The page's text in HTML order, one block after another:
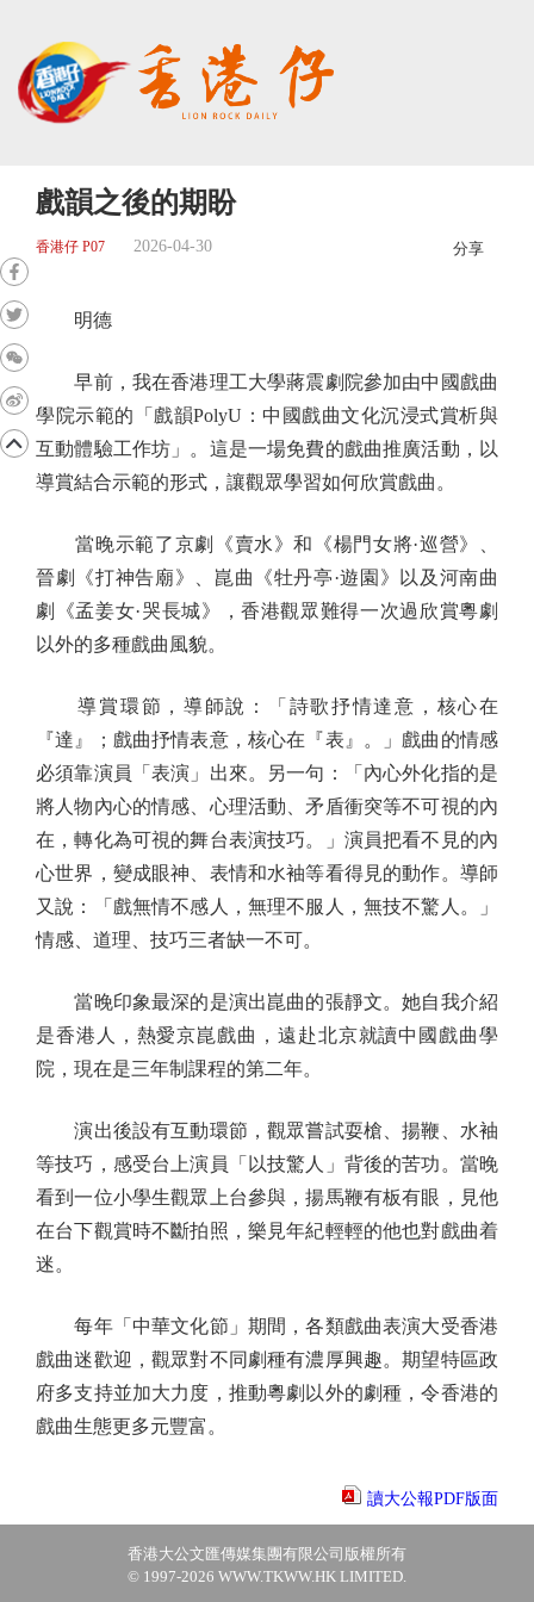
戲韻之後的期盼
香港仔 P07 2026-04-30 分享
明德
早前，我在香港理工大學蔣震劇院參加由中國戲曲
學院示範的「戲韻PolyU：中國戲曲文化沉浸式賞析與
互動體驗工作坊」。這是一場免費的戲曲推廣活動，以
導賞結合示範的形式，讓觀眾學習如何欣賞戲曲。
當晚示範了京劇《賣水》和《楊門女將·巡營》、
晉劇《打神告廟》、崑曲《牡丹亭·遊園》以及河南曲
劇《孟姜女·哭長城》，香港觀眾難得一次過欣賞粵劇
以外的多種戲曲風貌。
導賞環節，導師說：「詩歌抒情達意，核心在
『達』；戲曲抒情表意，核心在『表』。」戲曲的情感
必須靠演員「表演」出來。另一句：「內心外化指的是
將人物內心的情感、心理活動、矛盾衝突等不可視的內
在，轉化為可視的舞台表演技巧。」演員把看不見的內
心世界，變成眼神、表情和水袖等看得見的動作。導師
又說：「戲無情不感人，無理不服人，無技不驚人。」
情感、道理、技巧三者缺一不可。
當晚印象最深的是演出崑曲的張靜文。她自我介紹
是香港人，熱愛京崑戲曲，遠赴北京就讀中國戲曲學
院，現在是三年制課程的第二年。
演出後設有互動環節，觀眾嘗試耍槍、揚鞭、水袖
等技巧，感受台上演員「以技驚人」背後的苦功。當晚
看到一位小學生觀眾上台參與，揚馬鞭有板有眼，見他
在台下觀賞時不斷拍照，樂見年紀輕輕的他也對戲曲着
迷。
每年「中華文化節」期間，各類戲曲表演大受香港
戲曲迷歡迎，觀眾對不同劇種有濃厚興趣。期望特區政
府多支持並加大力度，推動粵劇以外的劇種，令香港的
戲曲生態更多元豐富。
讀大公報PDF版面
香港大公文匯傳媒集團有限公司版權所有
© 1997-2026 WWW.TKWW.HK LIMITED.